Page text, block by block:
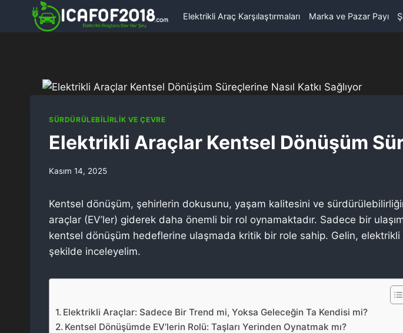
Elektrikli Araç Karşılaştırmaları Marka ve Pazar Payı
SÜRDÜRÜLEBILIRLIK VE ÇEVRE
Elektrikli Araçlar Kentsel Dönüşüm
Kasım 14, 2025
Kentsel dönüşüm, şehirlerin dokusunu, yaşam kalitesini ve
araçlar (EV’ler) giderek daha önemli bir rol oynamaktadır. Sadece bir
kentsel dönüşüm hedeflerine ulaşmada kritik bir role sahip. Gelin, elektrikli
şekilde inceleyelim.
Elektrikli Araçlar: Sadece Bir Trend mi, Yoksa Geleceğin Ta Kendisi mi?
Kentsel Dönüşümde EV’lerin Rolü: Taşları Yerinden Oynatmak mı?